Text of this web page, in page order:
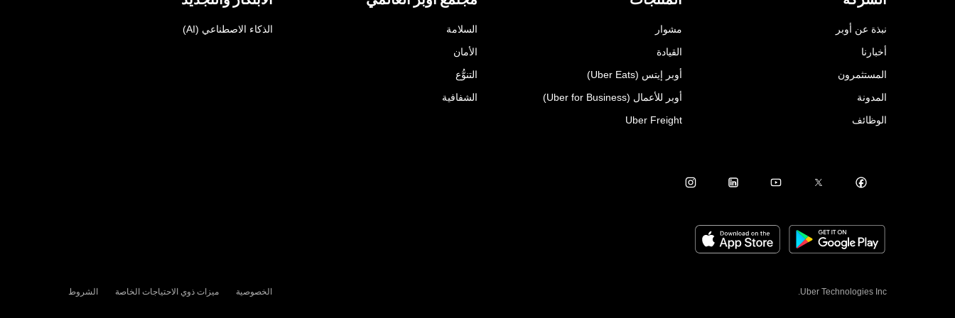
نبذة عن أوبر
أخبارنا
المستثمرون
المدونة
الوظائف
مشوار
القيادة
أوبر إيتس (Uber Eats)
أوبر للأعمال (Uber for Business)
Uber Freight
السلامة
الأمان
التنوُّع
الشفافية
الذكاء الاصطناعي (AI)
Uber Technologies Inc. الخصوصية ميزات ذوي الاحتياجات الخاصة الشروط